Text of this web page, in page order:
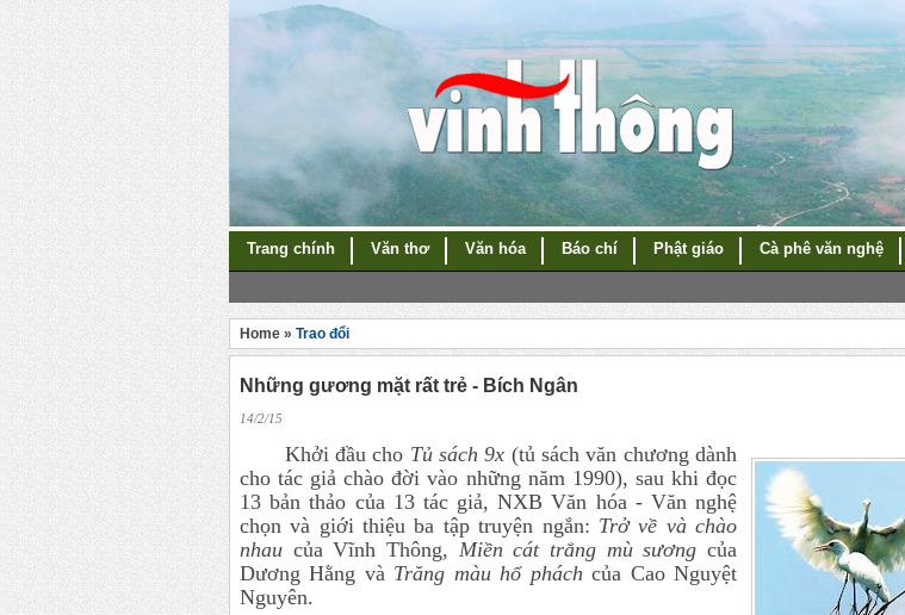
Trang chính Văn thơ Văn hóa Báo chí Phật giáo Cà phê văn nghệ
Home » Trao đổi
Những gương mặt rất trẻ - Bích Ngân
14/2/15
Khởi đầu cho Tủ sách 9x (tủ sách văn chương dành
cho tác giả chào đời vào những năm 1990), sau khi đọc
13 bản thảo của 13 tác giả, NXB Văn hóa - Văn nghệ
chọn và giới thiệu ba tập truyện ngắn: Trở về và chào
nhau của Vĩnh Thông, Miền cát trắng mù sương của
Dương Hằng và Trăng màu hổ phách của Cao Nguyệt
Nguyên.